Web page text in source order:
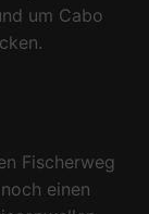
um Cabo
Fischerweg
einen